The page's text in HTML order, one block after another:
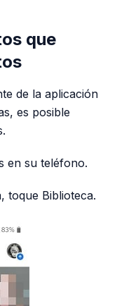
que
de la aplicación
es posible
en su teléfono.
toque Biblioteca.